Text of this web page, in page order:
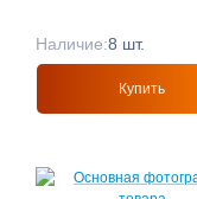
Наличие:8 шт.
Купить